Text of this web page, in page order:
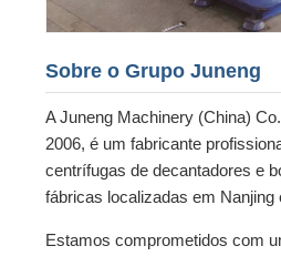
Sobre o Grupo Juneng
A Juneng Machinery (China)
2006, é um fabricante
centrífugas de decantadores e
fábricas localizadas em Nanjing
Estamos comprometidos com